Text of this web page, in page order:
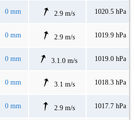
0 mm 2.9 m/s 1020.5 hPa
0 mm 2.9 m/s 1019.9 hPa
0 mm 3.1.0 m/s 1019.0 hPa
0 mm 3.1 m/s 1018.3 hPa
0 mm 2.9 m/s 1017.7 hPa